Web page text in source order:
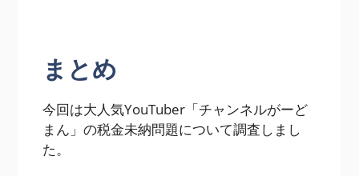
まとめ
今回は大人気YouTuber「チャンネルがーど
まん」の税金未納問題について調査しまし
た。